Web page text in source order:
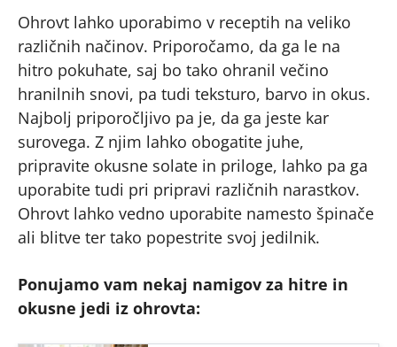
Ohrovt lahko uporabimo v receptih na veliko
različnih načinov. Priporočamo, da ga le na
hitro pokuhate, saj bo tako ohranil večino
hranilnih snovi, pa tudi teksturo, barvo in okus.
Najbolj priporočljivo pa je, da ga jeste kar
surovega. Z njim lahko obogatite juhe,
pripravite okusne solate in priloge, lahko pa ga
uporabite tudi pri pripravi različnih narastkov.
Ohrovt lahko vedno uporabite namesto špinače
ali blitve ter tako popestrite svoj jedilnik.
Ponujamo vam nekaj namigov za hitre in
okusne jedi iz ohrovta: